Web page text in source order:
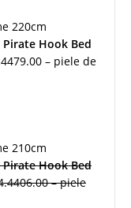
220cm
Hook Bed
– piele de
210cm
Hook Bed
– piele